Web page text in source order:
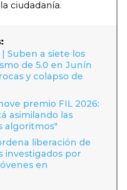
ciudadanía.
Suben a siete los
de 5.0 en Junín
y colapso de
premio FIL 2026:
asimilando las
algoritmos"
liberación de
investigados por
en